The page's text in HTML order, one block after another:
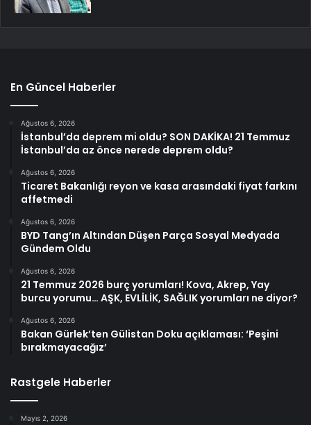
En Güncel Haberler
Ağustos 6, 2026
İstanbul’da deprem mi oldu? SON DAKİKA! 21 Temmuz
İstanbul’da az önce nerede deprem oldu?
Ağustos 6, 2026
Ticaret Bakanlığı reyon ve kasa arasındaki fiyat farkını
affetmedi
Ağustos 6, 2026
BYD Tang’ın Altından Düşen Parça Sosyal Medyada
Gündem Oldu
Ağustos 6, 2026
21 Temmuz 2026 burç yorumları! Kova, Akrep, Yay
burcu yorumu… AŞK, EVLİLİK, SAĞLIK yorumları ne diyor?
Ağustos 6, 2026
Bakan Gürlek’ten Gülistan Doku açıklaması: ‘Peşini
bırakmayacağız’
Rastgele Haberler
Mayıs 2, 2026